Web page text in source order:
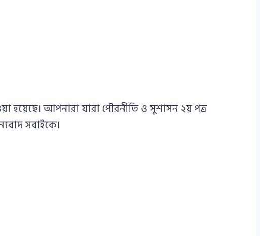
হয়েছে। আপনারা যারা পৌরনীতি ও সুশাসন ২য় পত্র
সবাইকে।